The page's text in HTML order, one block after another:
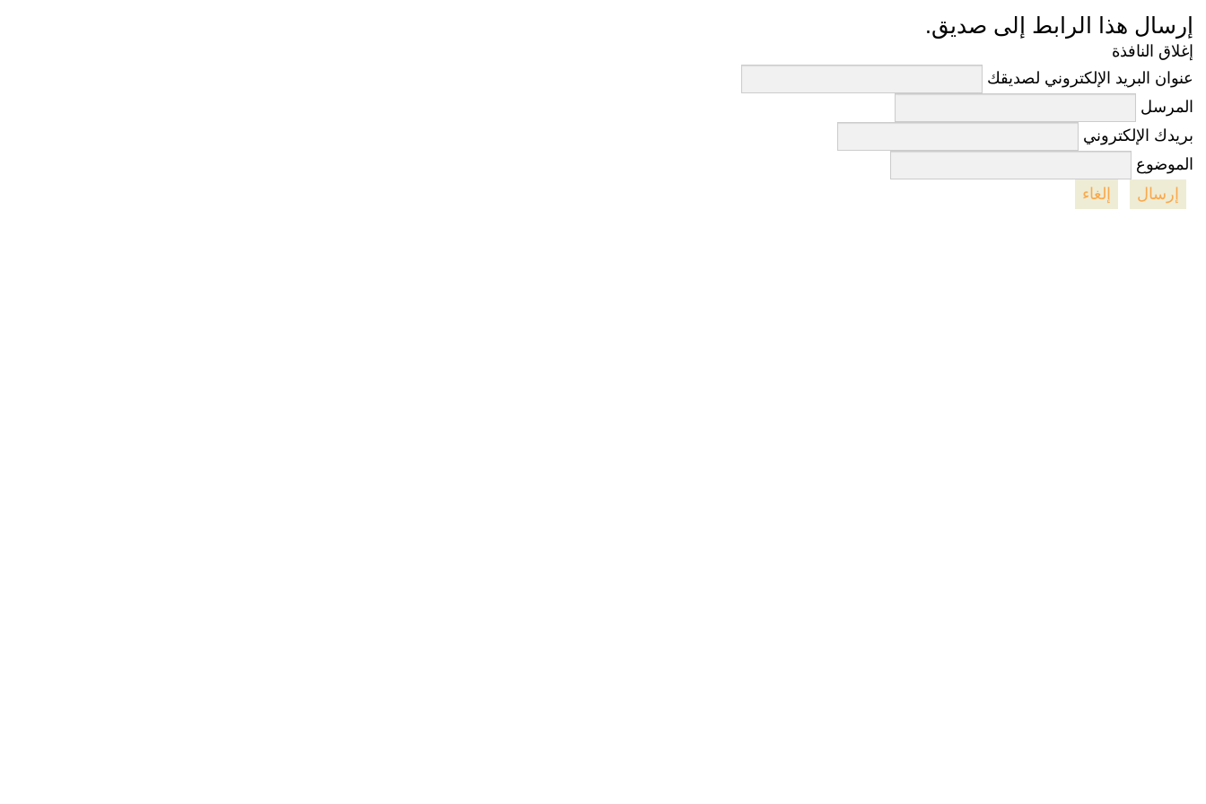
إرسال هذا الرابط إلى صديق.
إغلاق النافذة
عنوان البريد الإلكتروني لصديقك
المرسل
بريدك الإلكتروني
الموضوع
إرسال
إلغاء